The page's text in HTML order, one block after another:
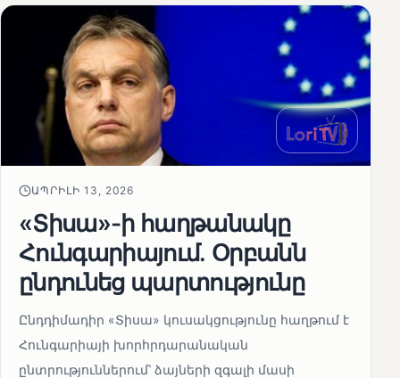
ԱՊՐԻԼԻ 13, 2026
«Տիսա»-ի հաղթանակը
Հունգարիայում․ Օրբանն
ընդունեց պարտությունը
Ընդդիմադիր «Տիսա» կուսակցությունը հաղթում է
Հունգարիայի խորհրդարանական
ընտրություններում՝ ձայների զգալի մասի